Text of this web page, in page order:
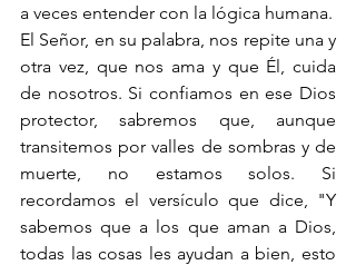
a veces entender con la lógica humana.
El Señor, en su palabra, nos repite una y
otra vez, que nos ama y que Él, cuida
de nosotros. Si confiamos en ese Dios
protector, sabremos que, aunque
transitemos por valles de sombras y de
muerte, no estamos solos. Si
recordamos el versículo que dice, "Y
sabemos que a los que aman a Dios,
todas las cosas les ayudan a bien, esto